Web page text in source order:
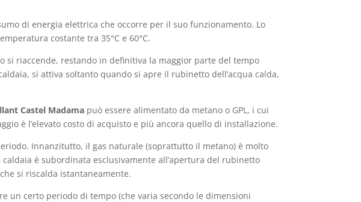
di energia elettrica che occorre per il suo funzionamento. Lo
costante tra 35°C e 60°C.
si riaccende, restando in definitiva la maggior parte del tempo
si attiva soltanto quando si apre il rubinetto dell’acqua calda,
Castel Madama può essere alimentato da metano o GPL, i cui
è l’elevato costo di acquisto e più ancora quello di installazione.
Innanzitutto, il gas naturale (soprattutto il metano) è molto
è subordinata esclusivamente all’apertura del rubinetto
si riscalda istantaneamente.
un certo periodo di tempo (che varia secondo le dimensioni